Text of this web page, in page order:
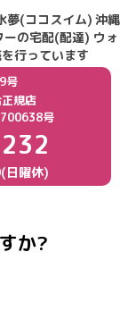
夢(ココスイム) 沖縄
の宅配(配達) ウォ
行っています
号
規店
号
曜休)
か?